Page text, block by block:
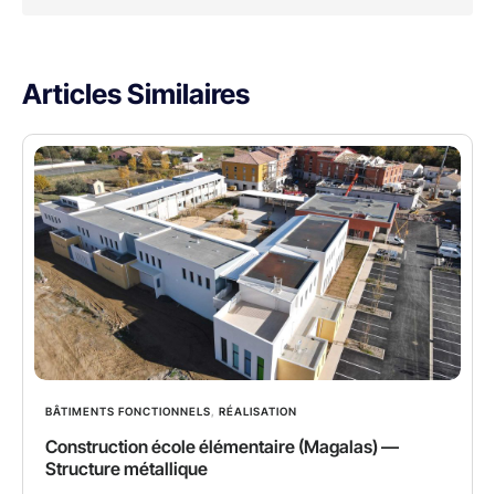
Articles Similaires
BÂTIMENTS FONCTIONNELS RÉALISATION
Construction école élémentaire (Magalas) —
Structure métallique